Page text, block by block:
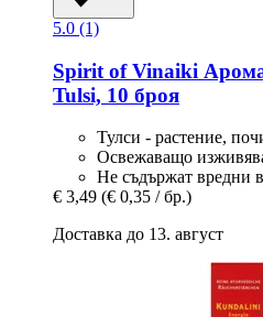
5.0 (1)
Spirit of Vinaiki
Tulsi, 10 броя
Тулси - растение,
Освежаващо
Не съдържат вредни
€ 3,49 (€ 0,35 / бр.)
Доставка до 13. август